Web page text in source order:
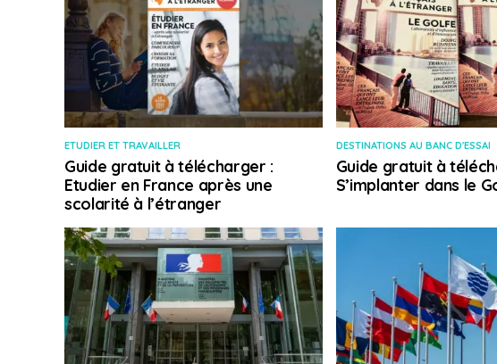
ETUDIER ET TRAVAILLER
Guide gratuit à télécharger :
Etudier en France après une
scolarité à l’étranger
DESTINATIONS AU BANC D'ESSAI
Guide gratuit à
S’implanter dans le